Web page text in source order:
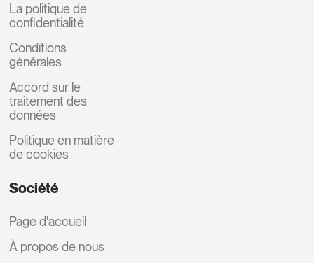
La politique de
confidentialité
Conditions
générales
Accord sur le
traitement des
données
Politique en matière
de cookies
Société
Page d'accueil
À propos de nous